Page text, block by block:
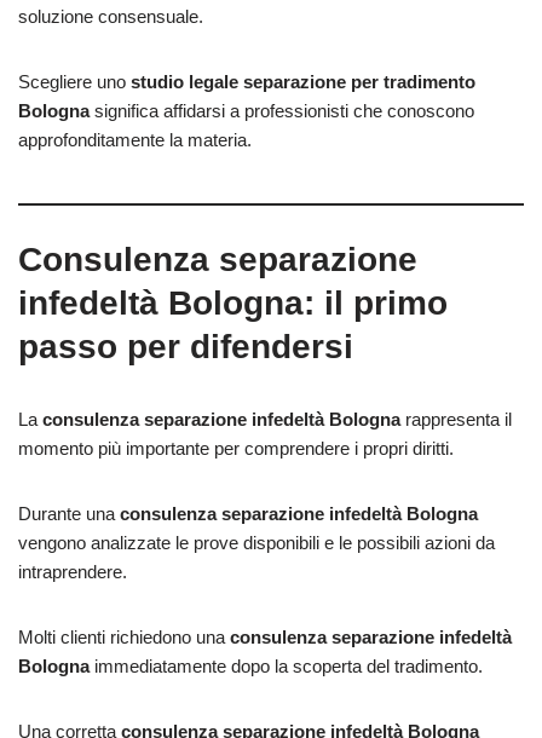
soluzione consensuale.
Scegliere uno studio legale separazione per tradimento
Bolognasignifica affidarsi a professionisti che conoscono
approfonditamente la materia.
Consulenza separazione
infedeltà Bologna: il primo
passo per difendersi
La consulenza separazione infedeltà Bolognarappresenta il
momento più importante per comprendere i propri diritti.
Durante una consulenza separazione infedeltà Bologna
vengono analizzate le prove disponibili e le possibili azioni da
intraprendere.
Molti clienti richiedono una consulenza separazione infedeltà
Bolognaimmediatamente dopo la scoperta del tradimento.
Una corretta consulenza separazione infedeltà Bologna